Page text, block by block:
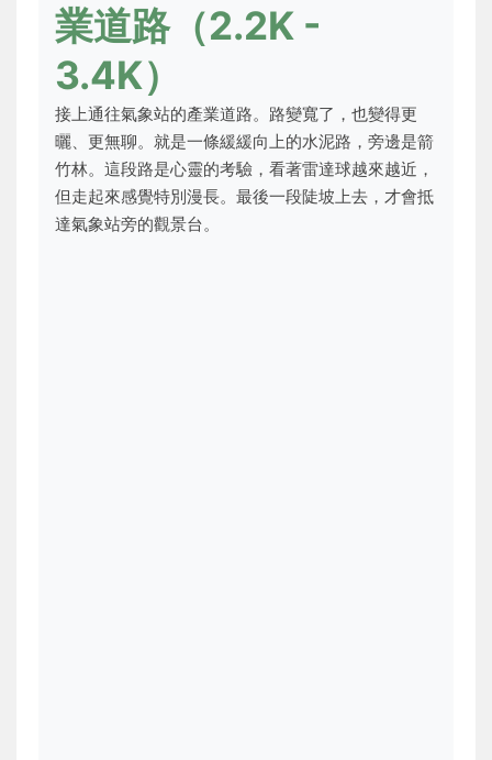
業道路（2.2K -
3.4K）
接上通往氣象站的產業道路。路變寬了，也變得更
曬、更無聊。就是一條緩緩向上的水泥路，旁邊是箭
竹林。這段路是心靈的考驗，看著雷達球越來越近，
但走起來感覺特別漫長。最後一段陡坡上去，才會抵
達氣象站旁的觀景台。